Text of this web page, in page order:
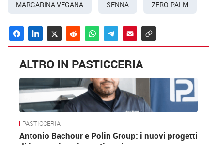
MARGARINA VEGANA SENNA ZERO-PALM
ALTRO IN PASTICCERIA
PASTICCERIA
Antonio Bachour e Polin Group: i nuovi progetti